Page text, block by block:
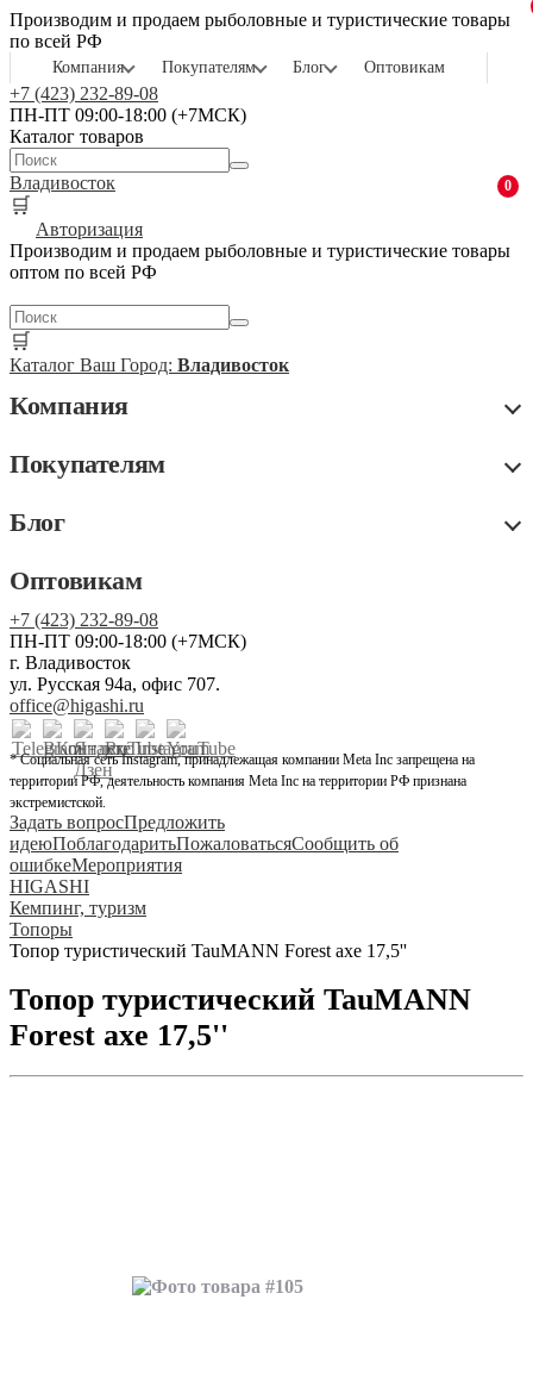
Производим и продаем рыболовные и туристические товары
по всей РФ
Компания Покупателям Блог Оптовикам
+7 (423) 232-89-08
ПН-ПТ 09:00-18:00 (+7МСК)
Каталог товаров
Владивосток
🛒
0
Авторизация
Производим и продаем рыболовные и туристические товары
оптом по всей РФ
🛒
Каталог Ваш Город: Владивосток
Компания
Покупателям
Блог
Оптовикам
+7 (423) 232-89-08
ПН-ПТ 09:00-18:00 (+7МСК)
г. Владивосток
ул. Русская 94а, офис 707.
office@higashi.ru
* Социальная сеть Instagram, принадлежащая компании Meta Inc запрещена на
территории РФ, деятельность компания Meta Inc на территории РФ признана
экстремистской.
Задать вопросПредложить
идеюПоблагодаритьПожаловатьсяСообщить об
ошибкеМероприятия
HIGASHI
Кемпинг, туризм
Топоры
Топор туристический TauMANN Forest axe 17,5''
Топор туристический TauMANN
Forest axe 17,5''